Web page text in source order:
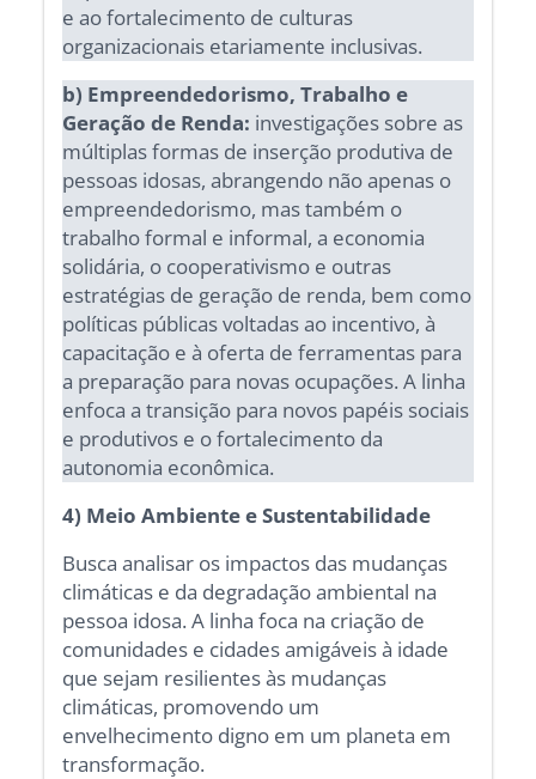
e ao fortalecimento de culturas
organizacionais etariamente inclusivas.
b) Empreendedorismo, Trabalho e
Geração de Renda: investigações sobre as
múltiplas formas de inserção produtiva de
pessoas idosas, abrangendo não apenas o
empreendedorismo, mas também o
trabalho formal e informal, a economia
solidária, o cooperativismo e outras
estratégias de geração de renda, bem como
políticas públicas voltadas ao incentivo, à
capacitação e à oferta de ferramentas para
a preparação para novas ocupações. A linha
enfoca a transição para novos papéis sociais
e produtivos e o fortalecimento da
autonomia econômica.
4) Meio Ambiente e Sustentabilidade
Busca analisar os impactos das mudanças
climáticas e da degradação ambiental na
pessoa idosa. A linha foca na criação de
comunidades e cidades amigáveis à idade
que sejam resilientes às mudanças
climáticas, promovendo um
envelhecimento digno em um planeta em
transformação.